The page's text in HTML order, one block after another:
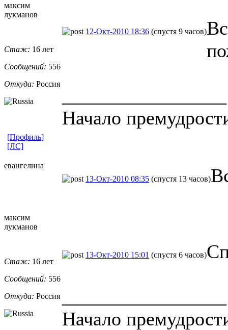
максим
лукманов
Стаж: 16 лет
Сообщений: 556
Откуда: Россия
12-Окт-2010 18:36 (спустя 9 часов)
Начало
[Профиль]
[ЛС]
евангелина
13-Окт-2010 08:35 (спустя 13 часов)
максим
лукманов
Стаж: 16 лет
Сообщений: 556
Откуда: Россия
13-Окт-2010 15:01 (спустя 6 часов)
Начало